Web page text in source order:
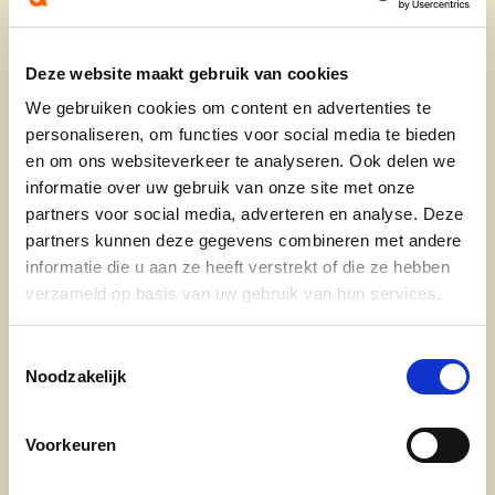
Deze website maakt gebruik van cookies
We gebruiken cookies om content en advertenties te
personaliseren, om functies voor social media te bieden
en om ons websiteverkeer te analyseren. Ook delen we
informatie over uw gebruik van onze site met onze
partners voor social media, adverteren en analyse. Deze
partners kunnen deze gegevens combineren met andere
informatie die u aan ze heeft verstrekt of die ze hebben
verzameld op basis van uw gebruik van hun services.
Noodzakelijk
Voorkeuren
BURGEMEESTER CD&V PLUS
EEDAFLEGGING
SINT-LAUREINS